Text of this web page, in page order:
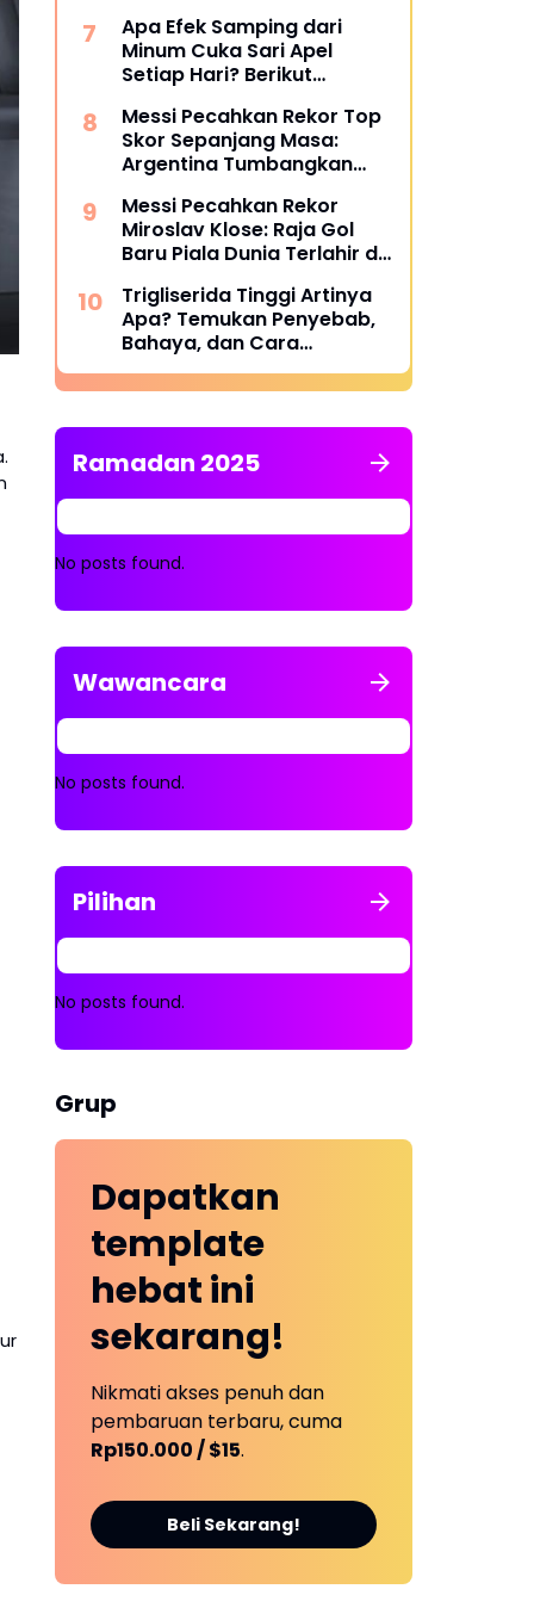
Apa Efek Samping dari
Minum Cuka Sari Apel
Setiap Hari? Berikut
Messi Pecahkan Rekor Top
Skor Sepanjang Masa:
Argentina Tumbangkan
2026
Messi Pecahkan Rekor
Miroslav Klose: Raja Gol
Baru Piala Dunia Terlahir di
Trigliserida Tinggi Artinya
Apa? Temukan Penyebab,
Bahaya, dan Cara
Mengatasinya
Ramadan 2025
No posts found.
Wawancara
No posts found.
Pilihan
No posts found.
Grup
Dapatkan
template
hebat ini
sekarang!
Nikmati akses penuh dan
pembaruan terbaru, cuma
Rp150.000 / $15.
Beli Sekarang!